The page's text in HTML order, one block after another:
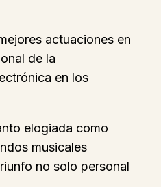
actuaciones en
de la
en los
elogiada como
musicales
no solo personal